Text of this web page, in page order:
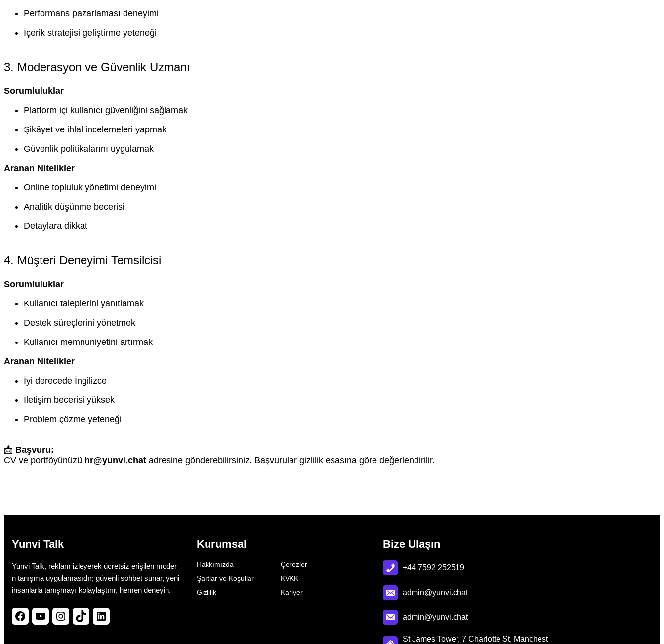
Performans pazarlaması deneyimi
İçerik stratejisi geliştirme yeteneği
3. Moderasyon ve Güvenlik Uzmanı
Sorumluluklar
Platform içi kullanıcı güvenliğini sağlamak
Şikâyet ve ihlal incelemeleri yapmak
Güvenlik politikalarını uygulamak
Aranan Nitelikler
Online topluluk yönetimi deneyimi
Analitik düşünme becerisi
Detaylara dikkat
4. Müşteri Deneyimi Temsilcisi
Sorumluluklar
Kullanıcı taleplerini yanıtlamak
Destek süreçlerini yönetmek
Kullanıcı memnuniyetini artırmak
Aranan Nitelikler
İyi derecede İngilizce
İletişim becerisi yüksek
Problem çözme yeteneği
📩 Başvuru:
CV ve portföyünüzü hr@yunvi.chat adresine gönderebilirsiniz. Başvurular gizlilik esasına göre değerlendirilir.
Yunvi Talk
Yunvi Talk, reklam izleyerek ücretsiz erişilen moder
n tanışma uygulamasıdır; güvenli sohbet sunar, yeni
insanlarla tanışmayı kolaylaştırır, hemen deneyin.
Kurumsal
Hakkımızda
Şartlar ve Koşullar
Gizlilik
Çerezler
KVKK
Kariyer
Bize Ulaşın
+44 7592 252519
admin@yunvi.chat
admin@yunvi.chat
St James Tower, 7 Charlotte St, Manchest